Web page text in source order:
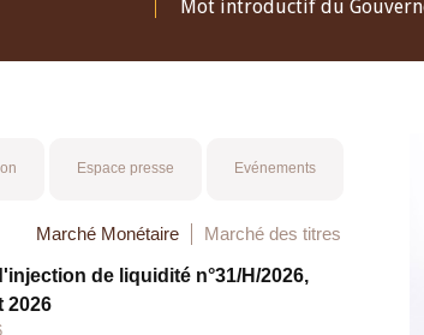
Mot introductif du
Espace presse Evénements
Marché Monétaire Marché des titres
de liquidité n°31/H/2026,
2026